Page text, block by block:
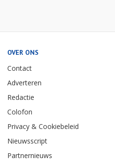
OVER ONS
Contact
Adverteren
Redactie
Colofon
Privacy & Cookiebeleid
Nieuwsscript
Partnernieuws